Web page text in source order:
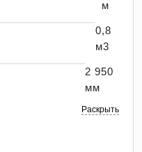
м
0,8
м3
2 950
мм
Раскрыть